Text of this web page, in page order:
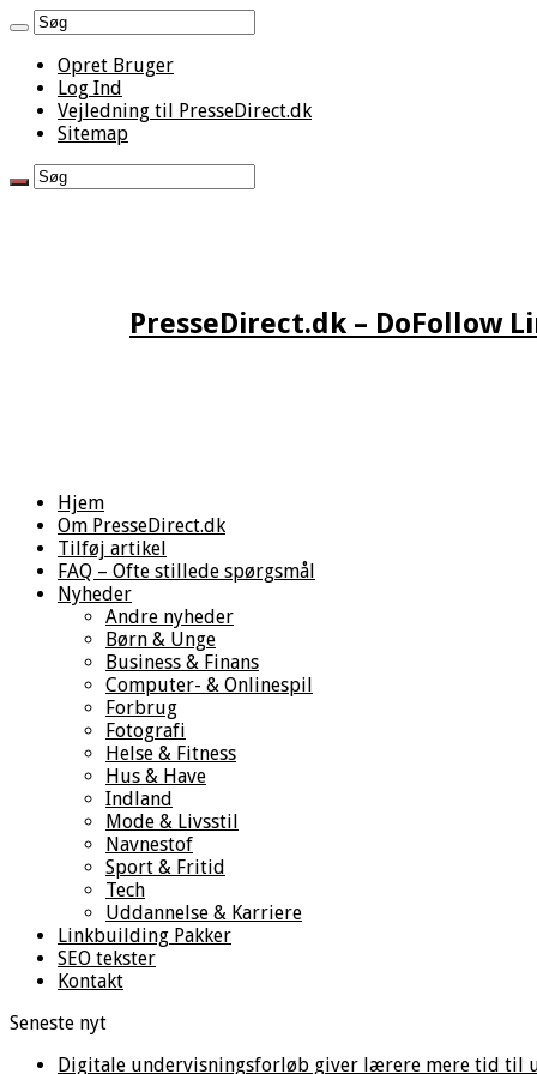
Opret Bruger
Log Ind
Vejledning til PresseDirect.dk
Sitemap
PresseDirect.dk – DoFollow
Hjem
Om PresseDirect.dk
Tilføj artikel
FAQ – Ofte stillede spørgsmål
Nyheder
Andre nyheder
Børn & Unge
Business & Finans
Computer- & Onlinespil
Forbrug
Fotografi
Helse & Fitness
Hus & Have
Indland
Mode & Livsstil
Navnestof
Sport & Fritid
Tech
Uddannelse & Karriere
Linkbuilding Pakker
SEO tekster
Kontakt
Seneste nyt
Digitale undervisningsforløb giver lærere mere tid til